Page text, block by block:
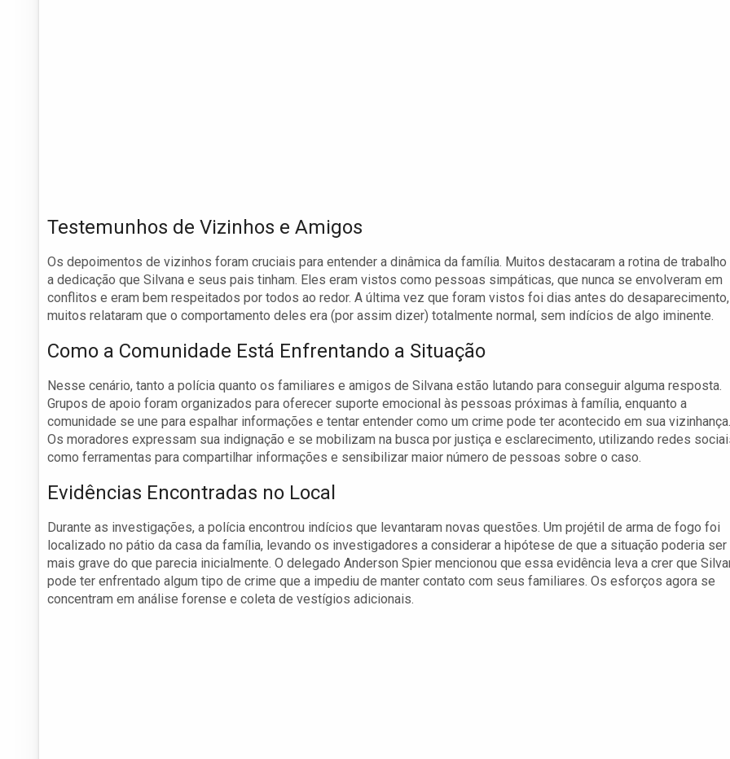
Testemunhos de Vizinhos e Amigos
Os depoimentos de vizinhos foram cruciais para entender a dinâmica da família. Muitos destacaram a rotina de trabalho
a dedicação que Silvana e seus pais tinham. Eles eram vistos como pessoas simpáticas, que nunca se envolveram em
conflitos e eram bem respeitados por todos ao redor. A última vez que foram vistos foi dias antes do
muitos relataram que o comportamento deles era (por assim dizer) totalmente normal, sem indícios de algo iminente.
Como a Comunidade Está Enfrentando a Situação
Nesse cenário, tanto a polícia quanto os familiares e amigos de Silvana estão lutando para conseguir alguma resposta.
Grupos de apoio foram organizados para oferecer suporte emocional às pessoas próximas à família, enquanto a
comunidade se une para espalhar informações e tentar entender como um crime pode ter acontecido em sua vizinhança.
Os moradores expressam sua indignação e se mobilizam na busca por justiça e esclarecimento, utilizando redes
como ferramentas para compartilhar informações e sensibilizar maior número de pessoas sobre o caso.
Evidências Encontradas no Local
Durante as investigações, a polícia encontrou indícios que levantaram novas questões. Um projétil de arma de fogo foi
localizado no pátio da casa da família, levando os investigadores a considerar a hipótese de que a situação poderia ser
mais grave do que parecia inicialmente. O delegado Anderson Spier mencionou que essa evidência leva a crer que
pode ter enfrentado algum tipo de crime que a impediu de manter contato com seus familiares. Os esforços agora se
concentram em análise forense e coleta de vestígios adicionais.